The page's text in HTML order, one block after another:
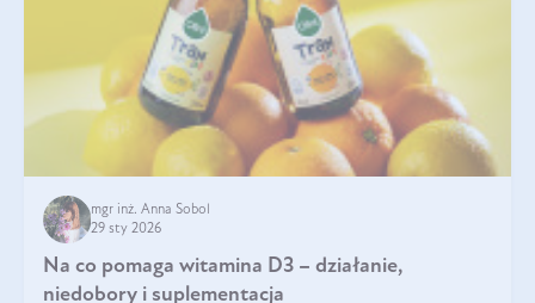
mgr inż. Anna Sobol
29 sty 2026
Na co pomaga witamina D3 – działanie,
niedobory i suplementacja